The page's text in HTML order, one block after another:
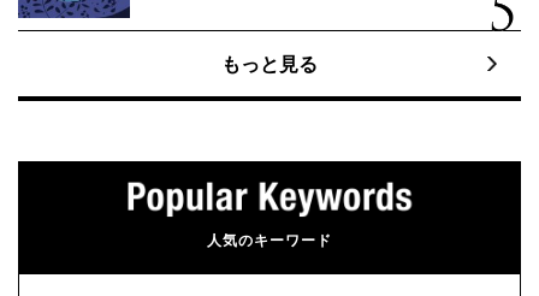
もっと見る
人気のキーワード